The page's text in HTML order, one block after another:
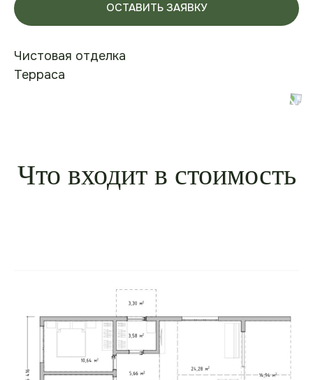
ОСТАВИТЬ ЗАЯВКУ
Чистовая отделка
Терраса
Что входит в стоимость